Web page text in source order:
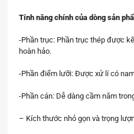
Tính năng chính của dòng sản
-Phần trục: Phần trục thép được
hoàn hảo.
-Phần điểm lưỡi: Được xử lí có
-Phần cán: Dễ dàng cầm nắm
– Kích thước nhỏ gọn và trọng